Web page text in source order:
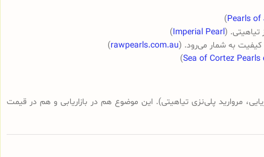
Pearls of
)
Imperial Pearl
)
کیفیت به شمار می‌رود. (rawpearls.com.au
)
Sea of Cortez Pearls
)
مروارید پلی‌نزی تیاهیتی). این موضوع هم در بازاریابی و هم در قیمت